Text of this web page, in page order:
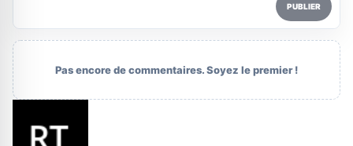
PUBLIER
Pas encore de commentaires. Soyez le premier !